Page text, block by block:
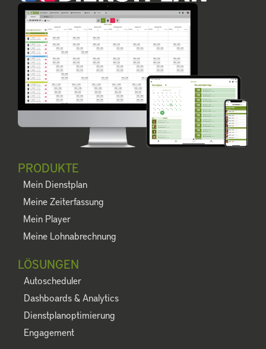
PRODUKTE
Mein Dienstplan
Meine Zeiterfassung
Mein Player
Meine Lohnabrechnung
LÖSUNGEN
Autoscheduler
Dashboards & Analytics
Dienstplanoptimierung
Engagement